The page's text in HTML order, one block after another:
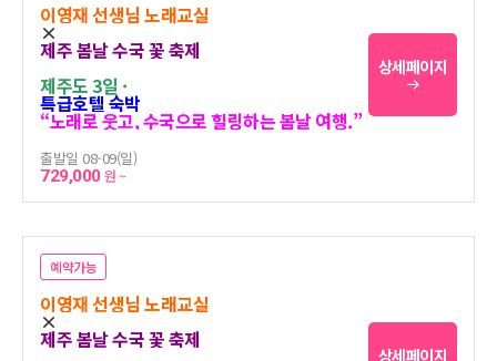
이영재 선생님 노래교실
×
제주 봄날 수국 꽃 축제
제주도 3일 ·
특급호텔 숙박
“노래로 웃고, 수국으로 힐링하는 봄날 여행.”
출발일 08-09(일)
729,000원 ~
상세페이지
예약가능
이영재 선생님 노래교실
×
제주 봄날 수국 꽃 축제
상세페이지